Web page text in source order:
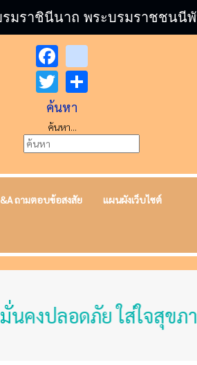
รมราชินีนาถ พระบรมราชชนนี
Facebook
Twitter
ค้นหา
ค้นหา...
ถามตอบข้อสงสัย แผนผังเว็บไซต์
ภัย ใส่ใจสุขภาวะ วั